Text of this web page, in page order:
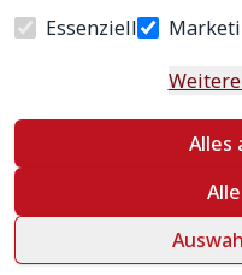
einzuwilligen und die
Zeitpunkt zu ändern
Impressumund
Datenschutzerklärung.
Essenziell
Alles
Fragen
Vertrag
textildepot24 2026